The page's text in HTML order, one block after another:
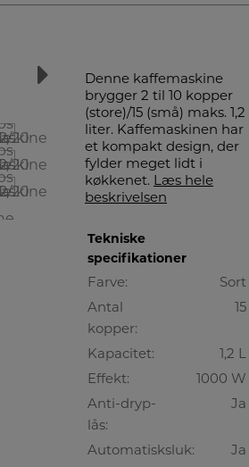
Denne kaffemaskine
brygger 2 til 10 kopper
(store)/15 (små) maks. 1,2
liter. Kaffemaskinen har
et kompakt design, der
fylder meget lidt i
køkkenet. Læs hele
beskrivelsen
Tekniske
specifikationer
Farve:
Sort
Antal
kopper:
15
Kapacitet:
1,2 L
Effekt:
1000 W
Anti-dryp-
lås:
Ja
Automatisksluk:
Ja